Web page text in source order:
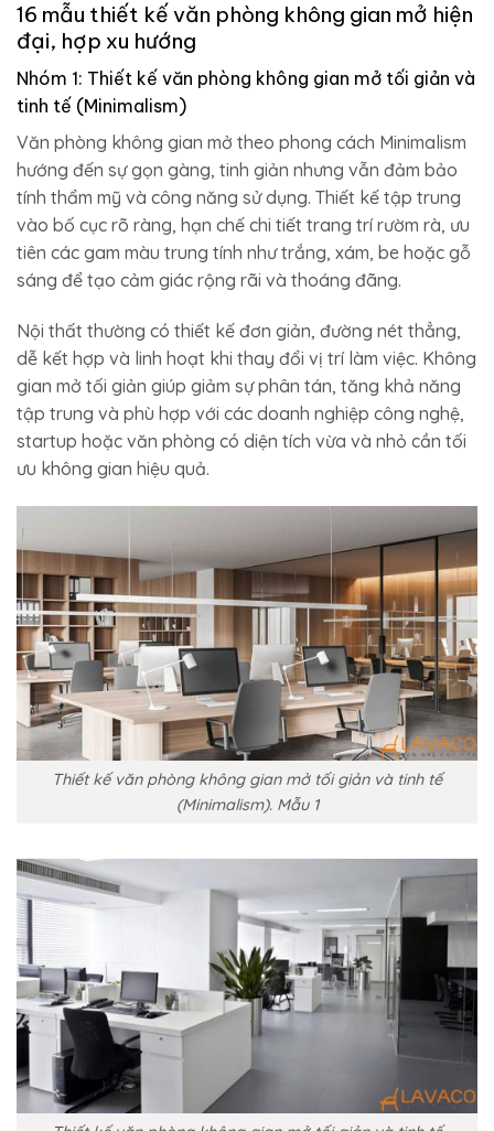
16 mẫu thiết kế văn phòng không gian mở hiện
đại, hợp xu hướng
Nhóm 1: Thiết kế văn phòng không gian mở tối giản và
tinh tế (Minimalism)
Văn phòng không gian mở theo phong cách Minimalism
hướng đến sự gọn gàng, tinh giản nhưng vẫn đảm bảo
tính thẩm mỹ và công năng sử dụng. Thiết kế tập trung
vào bố cục rõ ràng, hạn chế chi tiết trang trí rườm rà, ưu
tiên các gam màu trung tính như trắng, xám, be hoặc gỗ
sáng để tạo cảm giác rộng rãi và thoáng đãng.
Nội thất thường có thiết kế đơn giản, đường nét thẳng,
dễ kết hợp và linh hoạt khi thay đổi vị trí làm việc. Không
gian mở tối giản giúp giảm sự phân tán, tăng khả năng
tập trung và phù hợp với các doanh nghiệp công nghệ,
startup hoặc văn phòng có diện tích vừa và nhỏ cần tối
ưu không gian hiệu quả.
Thiết kế văn phòng không gian mở tối giản và tinh tế
(Minimalism). Mẫu 1